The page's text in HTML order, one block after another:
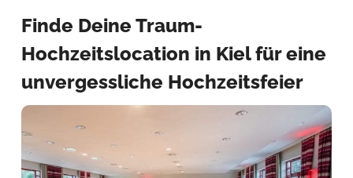
Finde Deine Traum-
Hochzeitslocation in Kiel für eine
unvergessliche Hochzeitsfeier